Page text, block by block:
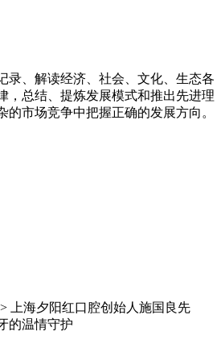
录、解读经济、社会、文化、生态各
，总结、提炼发展模式和推出先进理
的市场竞争中把握正确的发展方向。
> 上海夕阳红口腔创始人施国良先
的温情守护